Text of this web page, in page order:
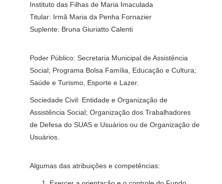
Instituto das Filhas de Maria Imaculada
Titular: Irmã Maria da Penha Fornazier
Suplente: Bruna Giuriatto Calenti
Poder Público: Secretaria Municipal de Assistência
Social; Programa Bolsa Família, Educação e Cultura;
Saúde e Turismo, Esporte e Lazer.
Sociedade Civil: Entidade e Organização de
Assistência Social; Organização dos Trabalhadores
de Defesa do SUAS e Usuários ou de Organização de
Usuários.
Algumas das atribuições e competências: